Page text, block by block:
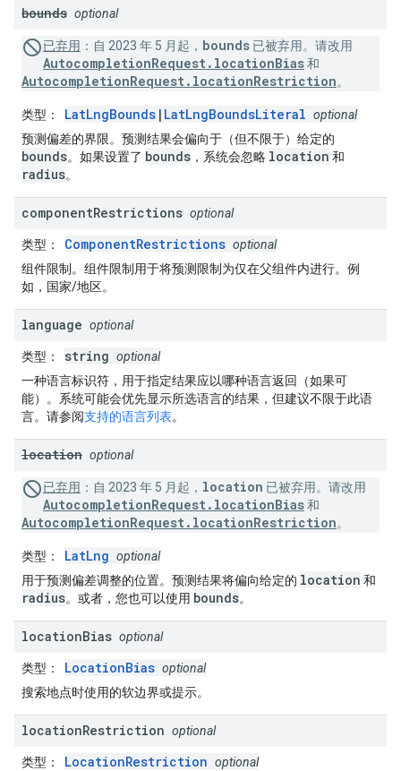
bounds optional
已弃用 ： 自 2023 年 5 月起， bounds 已被弃用。请改用
AutocompletionRequest.locationBias和
AutocompletionRequest.locationRestriction。
类型 ： LatLngBounds | LatLngBoundsLiteral optional
预测偏差的界限。预测结果会偏向于（但不限于）给定的
bounds。如果设置了 bounds ，系统会忽略 location 和
radius。
componentRestrictions optional
类型 ： ComponentRestrictions optional
组件限制。组件限制用于将预测限制为仅在父组件内进行。例
如，国家/地区。
language optional
类型 ： string optional
一种语言标识符，用于指定结果应以哪种语言返回（如果可
能）。系统可能会优先显示所选语言的结果，但建议不限于此语
言。请参阅支持的语言列表。
location optional
已弃用 ： 自 2023 年 5 月起， location 已被弃用。请改用
AutocompletionRequest.locationBias和
AutocompletionRequest.locationRestriction。
类型 ： LatLng optional
用于预测偏差调整的位置。预测结果将偏向给定的 location 和
radius。或者，您也可以使用 bounds。
locationBias optional
类型 ： LocationBias optional
搜索地点时使用的软边界或提示。
locationRestriction optional
类型 ： LocationRestriction optional